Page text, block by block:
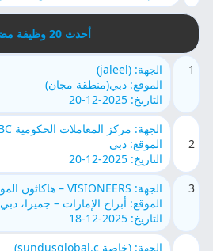
أحدث 20 وظيفة مضافة
1
الجهة: (jaleel)
الموقع: دبي(منطقة مجان)
التاريخ: 2025-12-20
2
الجهة: مركز المعاملات الحكومية ABC
الموقع: دبي
التاريخ: 2025-12-20
3
الجهة: VISIONEERS – هاكاثون المواهب العربية
الموقع: أبراج الإمارات – جميرا، دبي
التاريخ: 2025-12-18
الجهة: (خاصة sundusglobal.c)